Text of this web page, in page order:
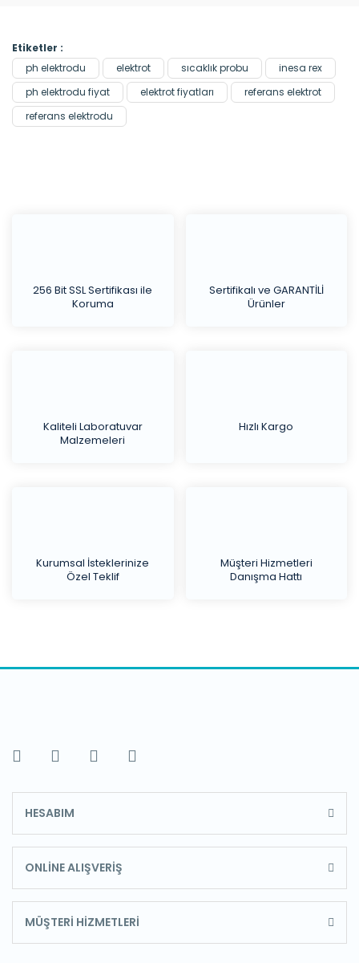
Etiketler :
ph elektrodu
elektrot sıcaklık probu
inesa rex
ph elektrodu fiyat
elektrot fiyatları
referans elektrot
referans elektrodu
256 Bit SSL Sertifikası ile
Koruma
Sertifikalı ve GARANTİLİ
Ürünler
Kaliteli Laboratuvar
Malzemeleri
Hızlı Kargo
Kurumsal İsteklerinize
Özel Teklif
Müşteri Hizmetleri
Danışma Hattı
HESABIM
ONLİNE ALIŞVERİŞ
MÜŞTERİ HİZMETLERİ